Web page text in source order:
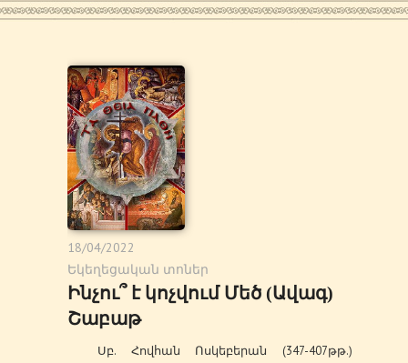
18/04/2022
Եկեղեցական տոներ
Ինչու՞ է կոչվում Մեծ (Ավագ)
Շաբաթ
Սբ. Հովհան Ոսկեբերան (347-407թթ.)